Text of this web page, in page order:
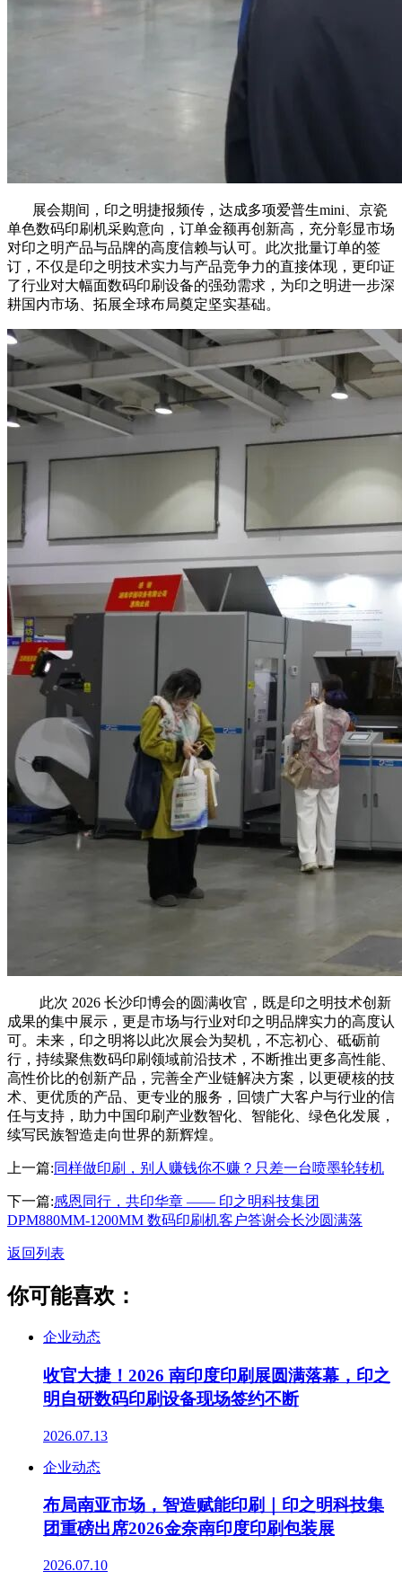
展会期间，印之明捷报频传，达成多项爱普生mini、京瓷
单色数码印刷机采购意向，订单金额再创新高，充分彰显市场
对印之明产品与品牌的高度信赖与认可。此次批量订单的签
订，不仅是印之明技术实力与产品竞争力的直接体现，更印证
了行业对大幅面数码印刷设备的强劲需求，为印之明进一步深
耕国内市场、拓展全球布局奠定坚实基础。
此次 2026 长沙印博会的圆满收官，既是印之明技术创新
成果的集中展示，更是市场与行业对印之明品牌实力的高度认
可。未来，印之明将以此次展会为契机，不忘初心、砥砺前
行，持续聚焦数码印刷领域前沿技术，不断推出更多高性能、
高性价比的创新产品，完善全产业链解决方案，以更硬核的技
术、更优质的产品、更专业的服务，回馈广大客户与行业的信
任与支持，助力中国印刷产业数智化、智能化、绿色化发展，
续写民族智造走向世界的新辉煌。
上一篇:同样做印刷，别人赚钱你不赚？只差一台喷墨轮转机
下一篇:感恩同行，共印华章 —— 印之明科技集团
DPM880MM-1200MM 数码印刷机客户答谢会长沙圆满落
返回列表
你可能喜欢：
企业动态
收官大捷！2026 南印度印刷展圆满落幕，印之
明自研数码印刷设备现场签约不断
2026.07.13
企业动态
布局南亚市场，智造赋能印刷｜印之明科技集
团重磅出席2026金奈南印度印刷包装展
2026.07.10